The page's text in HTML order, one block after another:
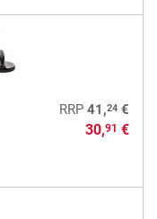
RRP 41,24€
30,91 €